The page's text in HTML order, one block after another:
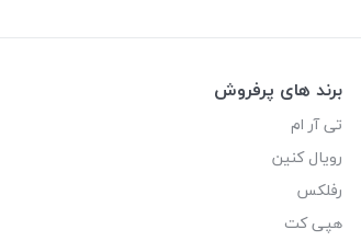
برند های پرفروش
تی آر ام
رویال کنین
رفلکس
هپی کت